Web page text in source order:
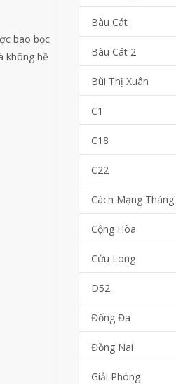
bao bọc
không hề
Bàu Cát
Bàu Cát 2
Bùi Thị Xuân
C1
C18
C22
Cách Mạng Tháng
Cộng Hòa
Cửu Long
D52
Đống Đa
Đồng Nai
Giải Phóng